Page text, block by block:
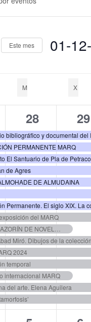
Este mes 01-
fecha.
M X
PERMANENTE MARQ
El Santuario de Pla de
de Agres
DE ALMUDAINA
Permanente. El siglo XIX. La
del MARQ
Miró. Dibujos de la
2024
temporal
internacional MARQ
del arte. Elena Aguilera
15
eventos,
28
15
29